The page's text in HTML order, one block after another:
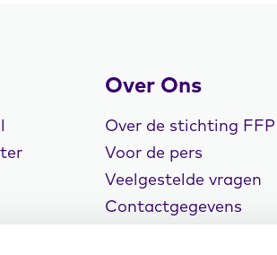
Over Ons
Over de stichting FFP
Voor de pers
Veelgestelde vragen
Contactgegevens